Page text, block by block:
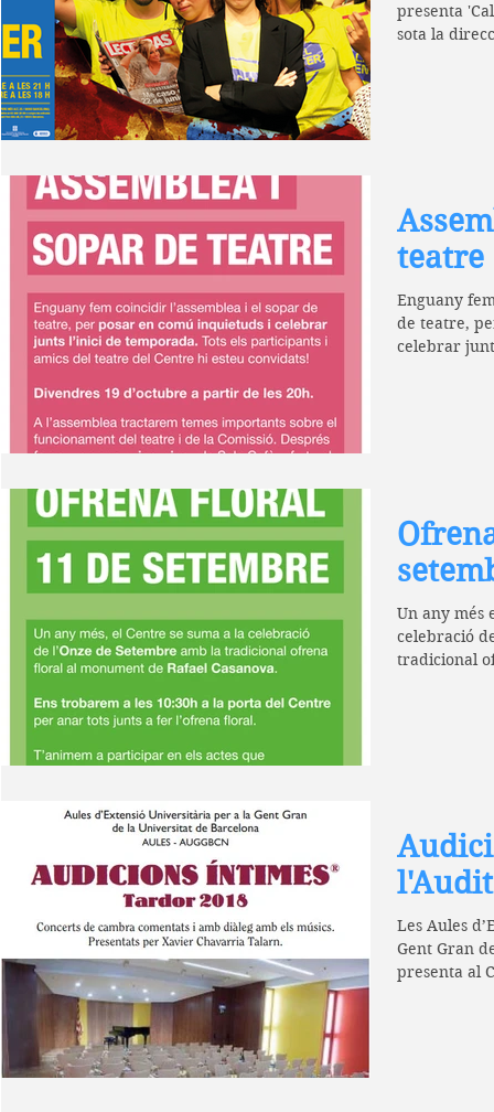
presenta
sota la
teatre
Enguany
de teatre,
celebrar
Un any més
celebració
tradicional
Les Aules
Gent Gran
presenta al